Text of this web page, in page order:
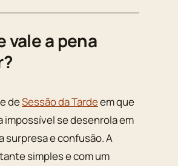
vale a pena
deSessão da Tardeem que
impossível se desenrola em
surpresa e confusão. A
simples e com um